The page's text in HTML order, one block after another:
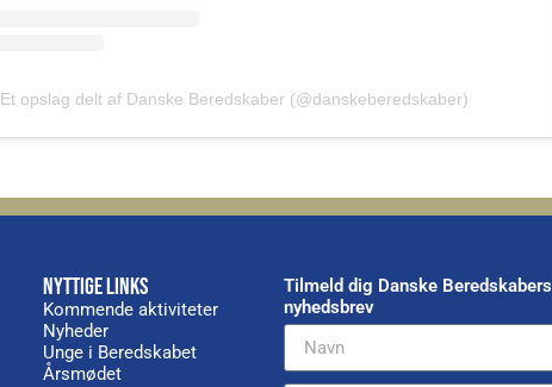
Et opslag delt af Danske Beredskaber (@danskeberedskaber)
NYTTIGE LINKS
Kommende aktiviteter
Nyheder
Unge i Beredskabet
Årsmødet
Tilmeld dig Danske Beredskabers
nyhedsbrev